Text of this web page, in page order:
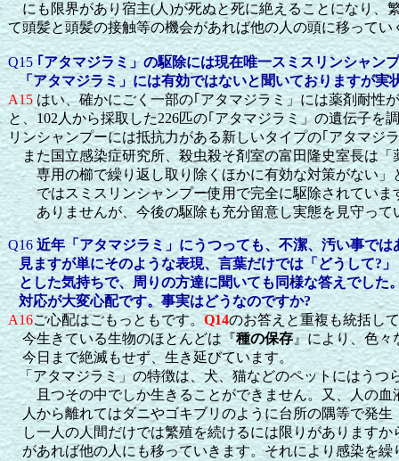
にも限界があり宿主(人)が死ぬと死に絶えることになり
て頭髪と頭髪の接触等の機会があれば他の人の頭に移って
Q15 ｢アタマジラミ」の駆除には現在唯一スミスリンシャン
「アタマジラミ」には有効ではないと聞いておりますが実
A15 はい、確かにごく一部の｢アタマジラミ」には薬剤耐
と、102人から採取した226匹の｢アタマジラミ」の遺伝子
リンシャンプーには抵抗力がある新しいタイプの｢アタマジ
また国立感染症研究所、殺虫殺そ剤室の富田隆史室長は「
専用の櫛で繰り返し取り除くほかに有効な対策がない」
ではスミスリンシャンプー使用で完全に駆除されていま
ありませんが、今後の駆除も充分留意し実態を見守って
Q16 近年「アタマジラミ」にうつっても、不潔、汚い事で
見ますが単にそのような表現、言葉だけでは「どうして?
とした気持ちで、周りの方達に聞いても同様な答えでした
対応が大変心配です。事実はどうなのですか?
A16ご心配はごもっともです。Q14のお答えと重複も統括し
今生きている生物のほとんどは『種の保存』により、色々
今日まで絶滅もせず、生き延びています。
「アタマジラミ」の特徴は、犬、猫などのペットにはうつ
且つその中でしか生きることができません。又、人の血
人から離れてはダニやゴキブリのように台所の隅等で発生
し一人の人間だけでは繁殖を続けるには限りがありますか
があれば他の人にも移っていきます。それにより感染を繰